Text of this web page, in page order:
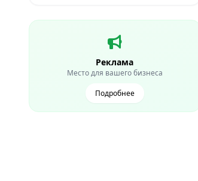
Реклама
Место для вашего бизнеса
Подробнее